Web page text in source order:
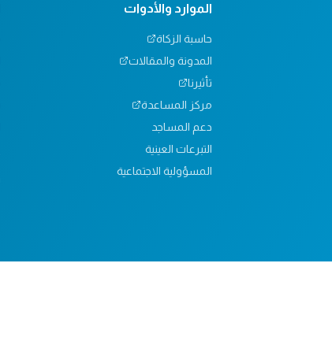
الموارد والأدوات
حاسبة الزكاة
المدونة والمقالات
تأثيرنا
مركز المساعدة
دعم المساجد
التبرعات العينية
المسؤولية الاجتماعية